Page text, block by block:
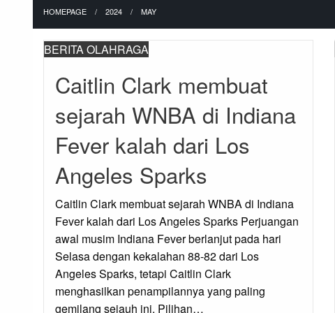
HOMEPAGE 2024 MAY
BERITA OLAHRAGA
Caitlin Clark membuat
sejarah WNBA di Indiana
Fever kalah dari Los
Angeles Sparks
Caitlin Clark membuat sejarah WNBA di Indiana
Fever kalah dari Los Angeles Sparks Perjuangan
awal musim Indiana Fever berlanjut pada hari
Selasa dengan kekalahan 88-82 dari Los
Angeles Sparks, tetapi Caitlin Clark
menghasilkan penampilannya yang paling
gemilang sejauh ini. Pilihan…